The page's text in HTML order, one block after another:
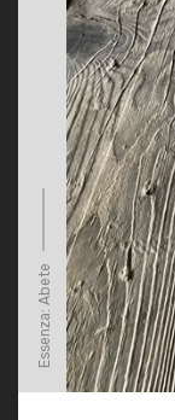
Essenza: Abete